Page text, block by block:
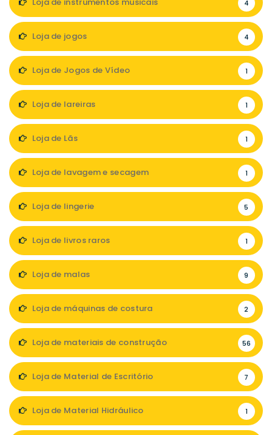
4
Loja de jogos 4
Loja de Jogos de Vídeo 1
Loja de lareiras 1
Loja de Lãs 1
Loja de lavagem e secagem 1
Loja de lingerie 5
Loja de livros raros 1
Loja de malas 9
Loja de máquinas de costura 2
Loja de materiais de construção 56
Loja de Material de Escritório 7
Loja de Material Hidráulico 1